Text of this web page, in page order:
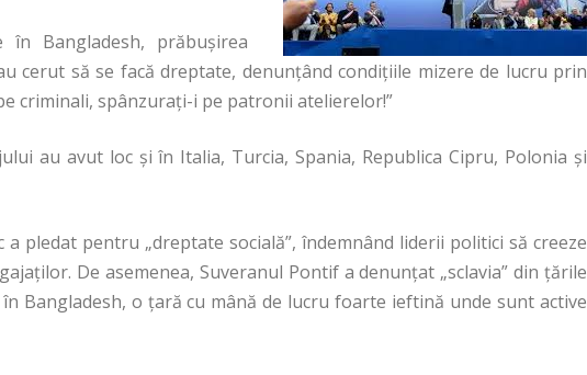
în Bangladesh, prăbușirea
cerut să se facă dreptate, denunțând condițiile mizere de lucru prin
criminali, spânzuraţi-i pe patronii atelierelor!”
au avut loc şi în Italia, Turcia, Spania, Republica Cipru, Polonia şi
pledat pentru „dreptate socială”, îndemnând liderii politici să creeze
De asemenea, Suveranul Pontif a denunţat „sclavia” din ţările
Bangladesh, o ţară cu mână de lucru foarte ieftină unde sunt active